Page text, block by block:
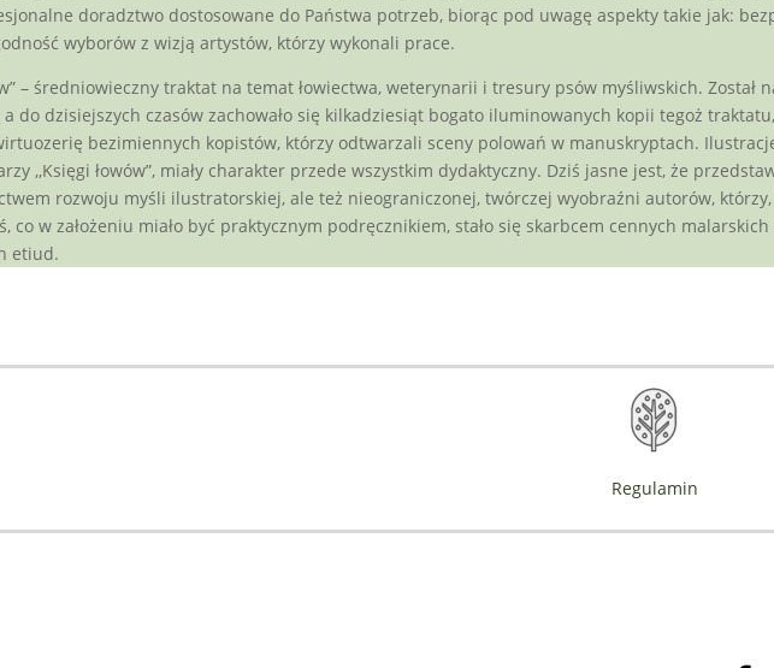
doradztwo dostosowane do Państwa potrzeb, biorąc pod uwagę aspekty takie jak:
wyborów z wizją artystów, którzy wykonali prace.
– średniowieczny traktat na temat łowiectwa, weterynarii i tresury psów myśliwskich. Został
do dzisiejszych czasów zachowało się kilkadziesiąt bogato iluminowanych kopii tegoż
bezimiennych kopistów, którzy odtwarzali sceny polowań w manuskryptach.
,,Księgi łowów”, miały charakter przede wszystkim dydaktyczny. Dziś jasne jest, że
rozwoju myśli ilustratorskiej, ale też nieograniczonej, twórczej wyobraźni autorów, którzy,
w założeniu miało być praktycznym podręcznikiem, stało się skarbcem cennych malarskich
etiud.
Regulamin